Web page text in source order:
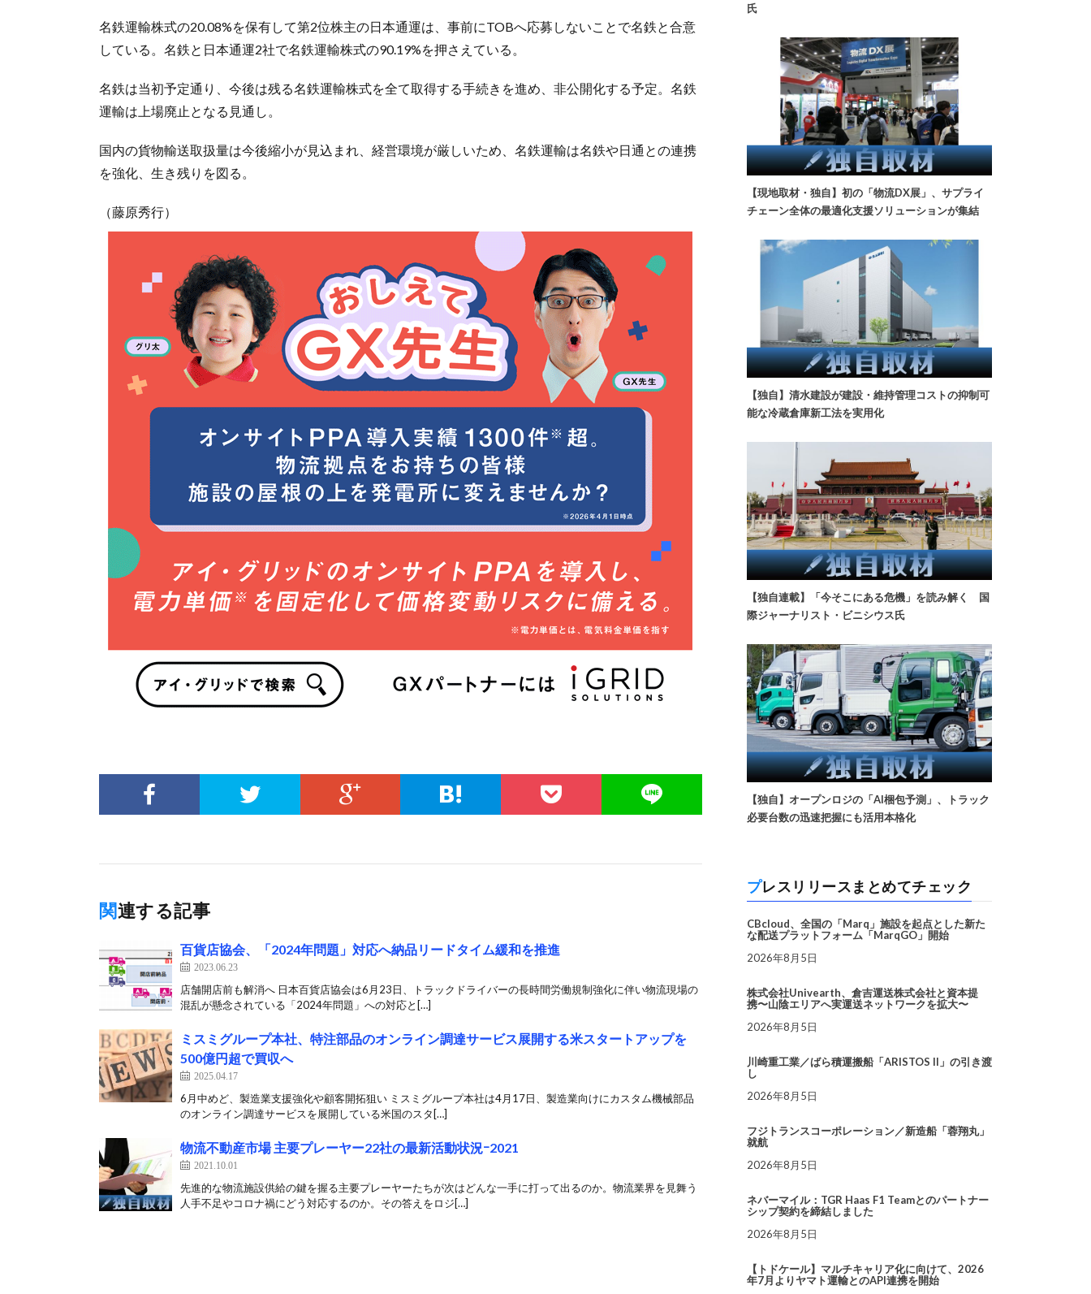
名鉄運輸株式の20.08%を保有して第2位株主の日本通運は、事前にTOBへ応募しないことで名鉄と合意
している。名鉄と日本通運2社で名鉄運輸株式の90.19%を押さえている。
名鉄は当初予定通り、今後は残る名鉄運輸株式を全て取得する手続きを進め、非公開化する予定。名鉄
運輸は上場廃止となる見通し。
国内の貨物輸送取扱量は今後縮小が見込まれ、経営環境が厳しいため、名鉄運輸は名鉄や日通との連携
を強化、生き残りを図る。
（藤原秀行）
関連する記事
百貨店協会、「2024年問題」対応へ納品リードタイム緩和を推進
2023.06.23
店舗開店前も解消へ 日本百貨店協会は6月23日、トラックドライバーの長時間労働規制強化に伴い物流現場の
混乱が懸念されている「2024年問題」への対応と[…]
ミスミグループ本社、特注部品のオンライン調達サービス展開する米スタートアップを
500億円超で買収へ
2025.04.17
6月中めど、製造業支援強化や顧客開拓狙い ミスミグループ本社は4月17日、製造業向けにカスタム機械部品
のオンライン調達サービスを展開している米国のスタ[…]
物流不動産市場 主要プレーヤー22社の最新活動状況ｰ2021
2021.10.01
先進的な物流施設供給の鍵を握る主要プレーヤーたちが次はどんな一手に打って出るのか。物流業界を見舞う
人手不足やコロナ禍にどう対応するのか。その答えをロジ[…]
氏
【現地取材・独自】初の「物流DX展」、サプライ
チェーン全体の最適化支援ソリューションが集結
【独自】清水建設が建設・維持管理コストの抑制可
能な冷蔵倉庫新工法を実用化
【独自連載】「今そこにある危機」を読み解く 国
際ジャーナリスト・ビニシウス氏
【独自】オープンロジの「AI梱包予測」、トラック
必要台数の迅速把握にも活用本格化
プレスリリースまとめてチェック
CBcloud、全国の「Marq」施設を起点とした新た
な配送プラットフォーム「MarqGO」開始
2026年8月5日
株式会社Univearth、倉吉運送株式会社と資本提
携〜山陰エリアへ実運送ネットワークを拡大〜
2026年8月5日
川崎重工業／ばら積運搬船「ARISTOS II」の引き渡
し
2026年8月5日
フジトランスコーポレーション／新造船「蓉翔丸」
就航
2026年8月5日
ネバーマイル：TGR Haas F1 Teamとのパートナー
シップ契約を締結しました
2026年8月5日
【トドケール】マルチキャリア化に向けて、2026
年7月よりヤマト運輸とのAPI連携を開始